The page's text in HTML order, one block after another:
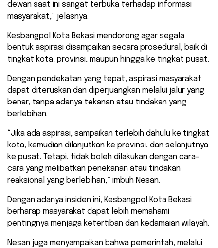
dewan saat ini sangat terbuka terhadap informasi
masyarakat,” jelasnya.
Kesbangpol Kota Bekasi mendorong agar segala
bentuk aspirasi disampaikan secara prosedural, baik di
tingkat kota, provinsi, maupun hingga ke tingkat pusat.
Dengan pendekatan yang tepat, aspirasi masyarakat
dapat diteruskan dan diperjuangkan melalui jalur yang
benar, tanpa adanya tekanan atau tindakan yang
berlebihan.
“Jika ada aspirasi, sampaikan terlebih dahulu ke tingkat
kota, kemudian dilanjutkan ke provinsi, dan selanjutnya
ke pusat. Tetapi, tidak boleh dilakukan dengan cara-
cara yang melibatkan penekanan atau tindakan
reaksional yang berlebihan,” imbuh Nesan.
Dengan adanya insiden ini, Kesbangpol Kota Bekasi
berharap masyarakat dapat lebih memahami
pentingnya menjaga ketertiban dan kedamaian wilayah.
Nesan juga menyampaikan bahwa pemerintah, melalui